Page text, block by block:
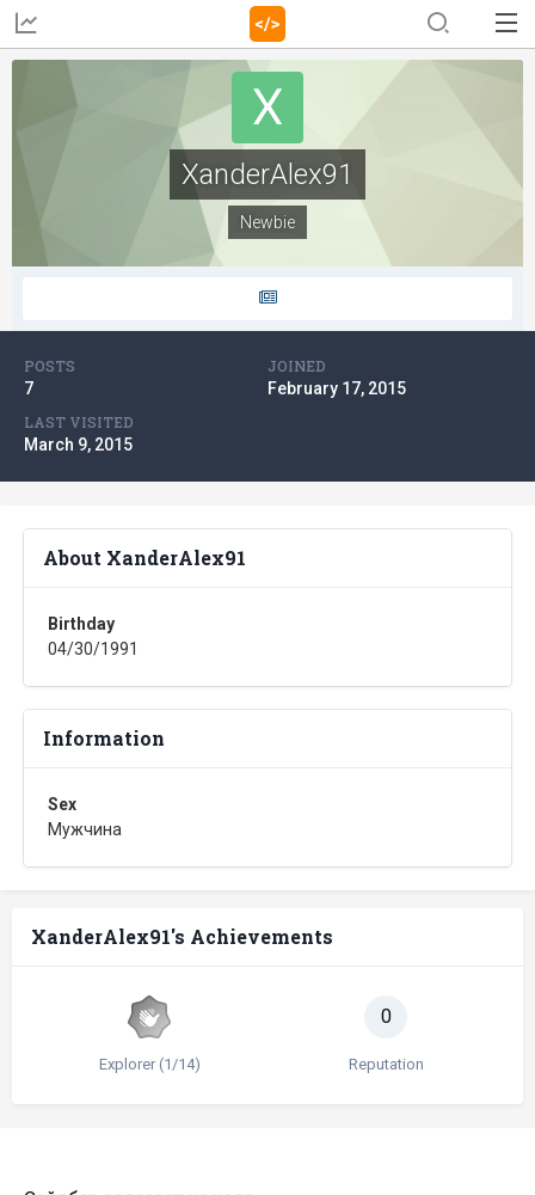
XanderAlex91
Newbie
POSTS
7
JOINED
February 17, 2015
LAST VISITED
March 9, 2015
About XanderAlex91
Birthday
04/30/1991
Information
Sex
Мужчина
XanderAlex91's Achievements
Explorer (1/14)
0
Reputation